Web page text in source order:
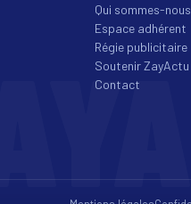
Qui sommes-
Espace adhérent
Régie publicitaire
Soutenir ZayActu
Contact